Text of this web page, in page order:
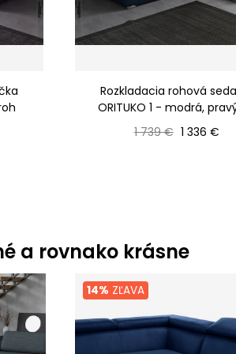
Rozkladacia rohová
ORITUKO 1 - modrá,
Bežná cena
1 739 € Cena
1 336 €
a rovnako krásne
14% ZĽAVA